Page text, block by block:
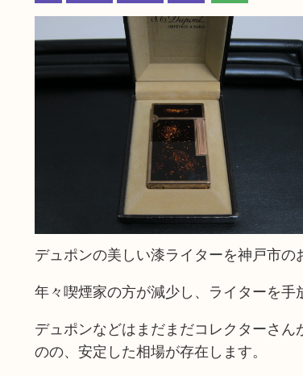
デュポンの美しい漆ライターを神戸市の
年々喫煙家の方が減少し、ライターを手
デュポンなどはまだまだコレクターさ
のの、安定した相場が存在します。